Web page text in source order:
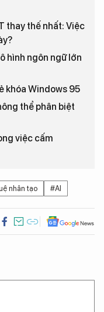
thay thế nhất: Việc
hình ngôn ngữ lớn
khóa Windows 95
thể phân biệt
việc cấm
nhân tạo #AI